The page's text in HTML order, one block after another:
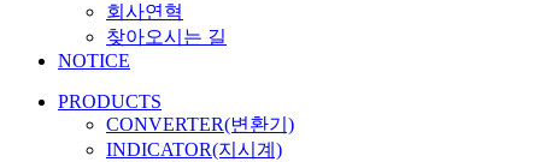
회사연혁
찾아오시는 길
NOTICE
PRODUCTS
CONVERTER(변환기)
INDICATOR(지시계)